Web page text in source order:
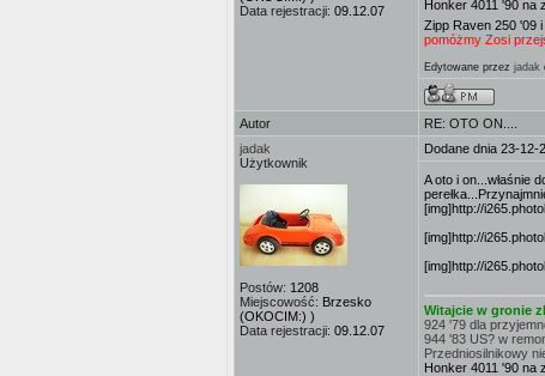
Data rejestracji: 09.12.07
Honker 4011 '90 na
Zipp Raven 250 '09
pomóżmy Zosi
Edytowane przez jadak
Autor
RE: OTO ON....
jadak
Użytkownik
Postów: 1208
Miejscowość: Brzesko
(OKOCIM:) )
Data rejestracji: 09.12.07
Dodane dnia 23-12-
A oto i on...właśnie
[img]http://
[img]http://
[img]http://
Witajcie w gronie
924 '79 dla
944 '83 US? w
Przedniosilnikowy
Honker 4011 '90 na